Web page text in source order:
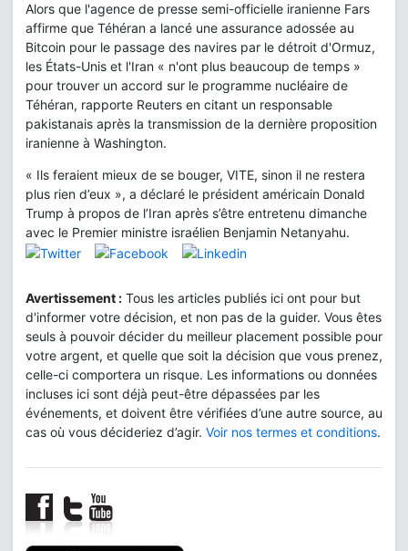
Alors que l'agence de presse semi-officielle iranienne Fars
affirme que Téhéran a lancé une assurance adossée au
Bitcoin pour le passage des navires par le détroit d'Ormuz,
les États-Unis et l'Iran « n'ont plus beaucoup de temps »
pour trouver un accord sur le programme nucléaire de
Téhéran, rapporte Reuters en citant un responsable
pakistanais après la transmission de la dernière proposition
iranienne à Washington.
« Ils feraient mieux de se bouger, VITE, sinon il ne restera
plus rien d’eux », a déclaré le président américain Donald
Trump à propos de l’Iran après s’être entretenu dimanche
avec le Premier ministre israélien Benjamin Netanyahu.
Avertissement : Tous les articles publiés ici ont pour but
d'informer votre décision, et non pas de la guider. Vous êtes
seuls à pouvoir décider du meilleur placement possible pour
votre argent, et quelle que soit la décision que vous prenez,
celle-ci comportera un risque. Les informations ou données
incluses ici sont déjà peut-être dépassées par les
événements, et doivent être vérifiées d’une autre source, au
cas où vous décideriez d’agir. Voir nos termes et conditions.